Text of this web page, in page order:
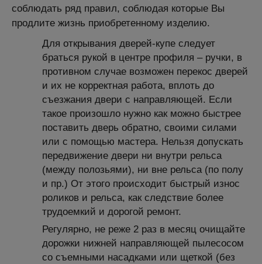
соблюдать ряд правил, соблюдая которые Вы
продлите жизнь приобретенному изделию.
Для открывания дверей-купе следует
браться рукой в центре профиля – ручки, в
противном случае возможен перекос дверей
и их не корректная работа, вплоть до
съезжания двери с направляющей. Если
такое произошло нужно как можно быстрее
поставить дверь обратно, своими силами
или с помощью мастера. Нельзя допускать
передвижение двери ни внутри рельса
(между полозьями), ни вне рельса (по полу
и пр.) От этого происходит быстрый износ
роликов и рельса, как следствие более
трудоемкий и дорогой ремонт.
Регулярно, не реже 2 раз в месяц очищайте
дорожки нижней направляющей пылесосом
со съемными насадками или щеткой (без